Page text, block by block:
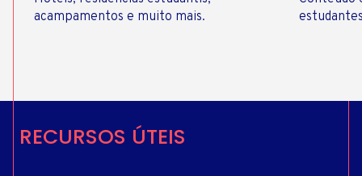
acampamentos e muito mais.
RECURSOS ÚTEIS